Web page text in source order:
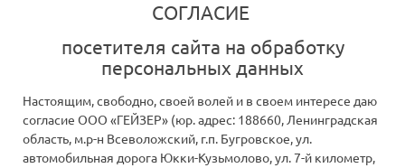
СОГЛАСИЕ
посетителя сайта на обработку
персональных данных
Настоящим, свободно, своей волей и в своем интересе даю
согласие ООО «ГЕЙЗЕР» (юр. адрес: 188660, Ленинградская
область, м.р-н Всеволожский, г.п. Бугровское, ул.
автомобильная дорога Юкки-Кузьмолово, ул. 7-й километр,